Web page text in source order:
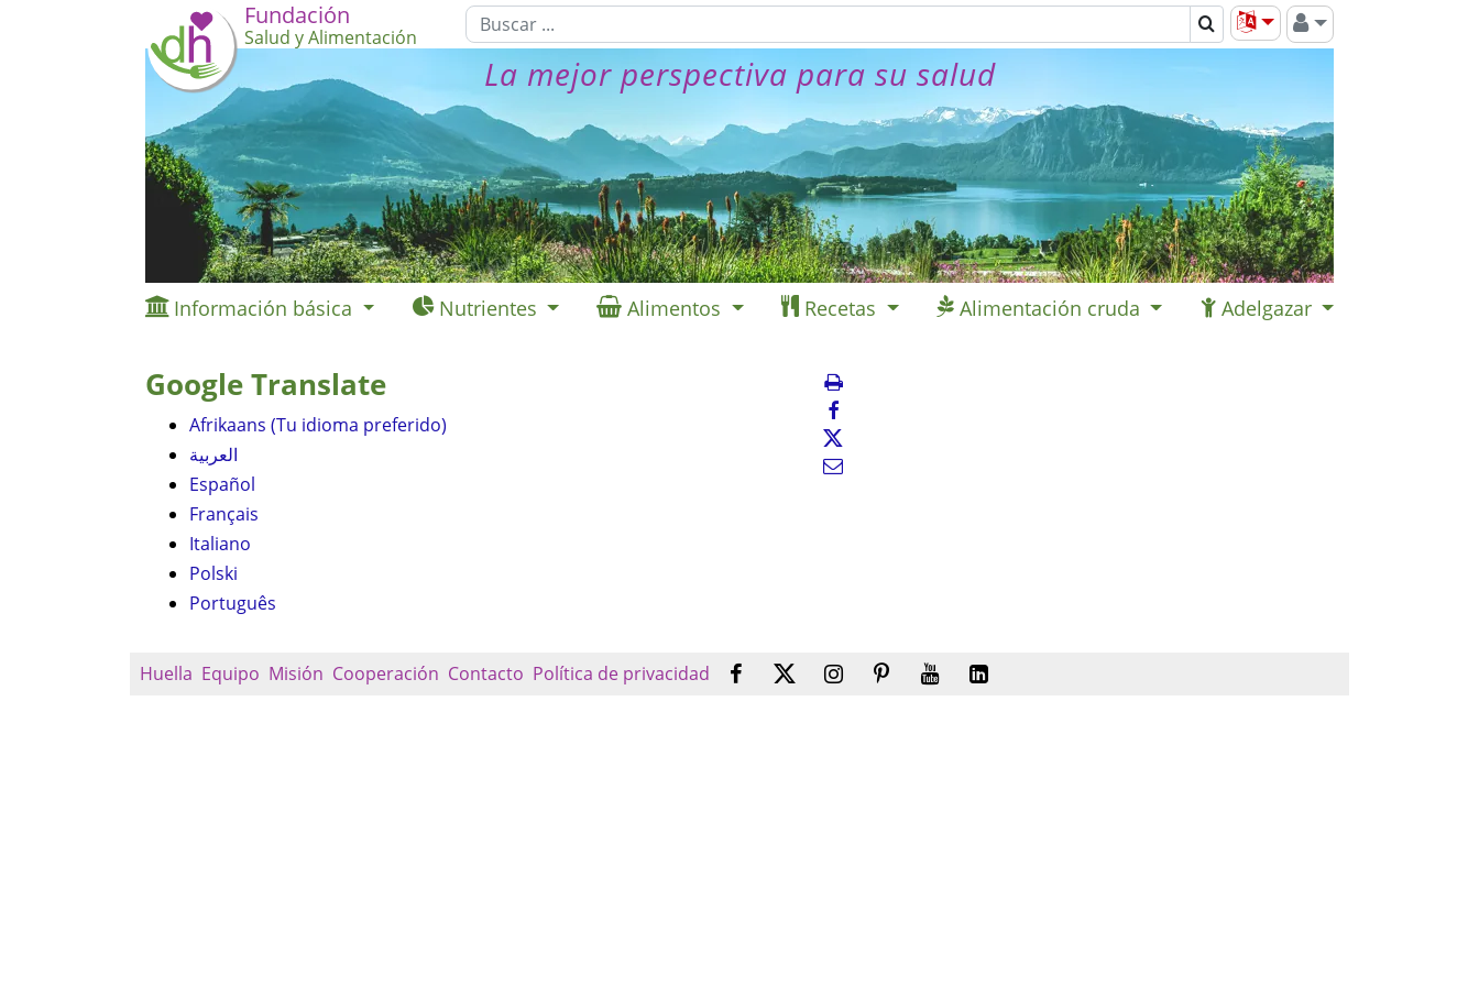
Fundación
Salud y Alimentación
La mejor perspectiva para su salud
Información básica Nutrientes Alimentos Recetas Alimentación cruda Adelgazar
Google Translate
Afrikaans (Tu idioma preferido)
العربية
Español
Français
Italiano
Polski
Português
Huella Equipo Misión Cooperación Contacto Política de privacidad